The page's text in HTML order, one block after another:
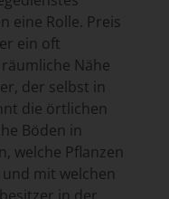
eine Rolle. Preis
ein oft
Nähe
der selbst in
die örtlichen
Böden in
welche Pflanzen
mit welchen